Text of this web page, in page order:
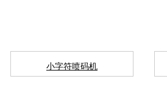
小字符喷码机